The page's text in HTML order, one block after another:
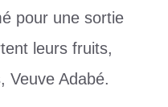
pour une sortie
leurs fruits,
Veuve Adabé.